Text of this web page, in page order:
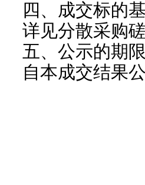
四、成交标的
详见分散采购
五、公示的期
自本成交结果